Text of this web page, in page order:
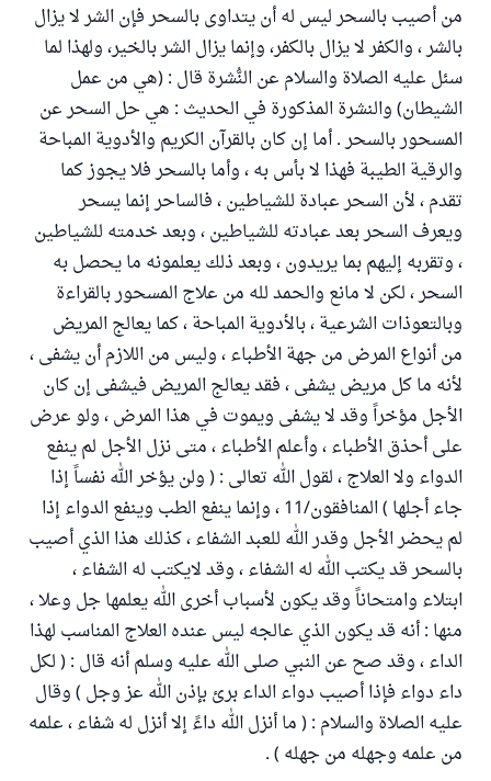
من أصيب بالسحر ليس له أن يتداوى بالسحر فإن الشر لا يزال
بالشر ، والكفر لا يزال بالكفر، وإنما يزال الشر بالخير، ولهذا لما
سئل عليه الصلاة والسلام عن النُّشرة قال : (هي من عمل
الشيطان) والنشرة المذكورة في الحديث : هي حل السحر عن
المسحور بالسحر . أما إن كان بالقرآن الكريم والأدوية المباحة
والرقية الطيبة فهذا لا بأس به ، وأما بالسحر فلا يجوز كما
تقدم ، لأن السحر عبادة للشياطين ، فالساحر إنما يسحر
ويعرف السحر بعد عبادته للشياطين ، وبعد خدمته للشياطين
، وتقربه إليهم بما يريدون ، وبعد ذلك يعلمونه ما يحصل به
السحر ، لكن لا مانع والحمد لله من علاج المسحور بالقراءة
وبالتعوذات الشرعية ، بالأدوية المباحة ، كما يعالج المريض
من أنواع المرض من جهة الأطباء ، وليس من اللازم أن يشفى ،
لأنه ما كل مريض يشفى ، فقد يعالج المريض فيشفى إن كان
الأجل مؤخراً وقد لا يشفى ويموت في هذا المرض ، ولو عرض
على أحذق الأطباء ، وأعلم الأطباء ، متى نزل الأجل لم ينفع
الدواء ولا العلاج ، لقول الله تعالى : ( ولن يؤخر الله نفساً إذا
جاء أجلها ) المنافقون/11 ، وإنما ينفع الطب وينفع الدواء إذا
لم يحضر الأجل وقدر الله للعبد الشفاء ، كذلك هذا الذي أصيب
بالسحر قد يكتب الله له الشفاء ، وقد لايكتب له الشفاء ،
ابتلاء وامتحاناً وقد يكون لأسباب أخرى الله يعلمها جل وعلا ،
منها : أنه قد يكون الذي عالجه ليس عنده العلاج المناسب لهذا
الداء ، وقد صح عن النبي صلى الله عليه وسلم أنه قال : ( لكل
داء دواء فإذا أصيب دواء الداء برئ بإذن الله عز وجل ) وقال
عليه الصلاة والسلام : ( ما أنزل الله داءً إلا أنزل له شفاء ، علمه
من علمه وجهله من جهله ) .